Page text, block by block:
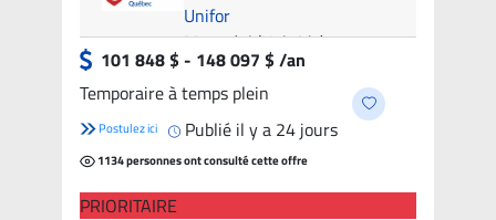
Unifor
Montréal (Hybride)- 9
candidats
101 848 $ - 148 097 $ /an
Temporaire à temps plein
Postulez ici Publié il y a 24 jours
1134 personnes ont consulté cette offre
PRIORITAIRE